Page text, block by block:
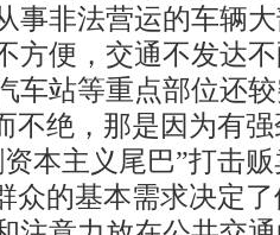
事非法营运的车辆
方便，交通不发达
车站等重点部位还
不绝，那是因为有
本主义尾巴”打击
众的基本需求决定